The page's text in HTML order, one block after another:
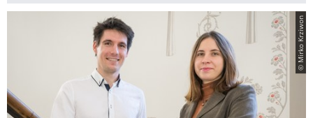
© Mirko Krziwon